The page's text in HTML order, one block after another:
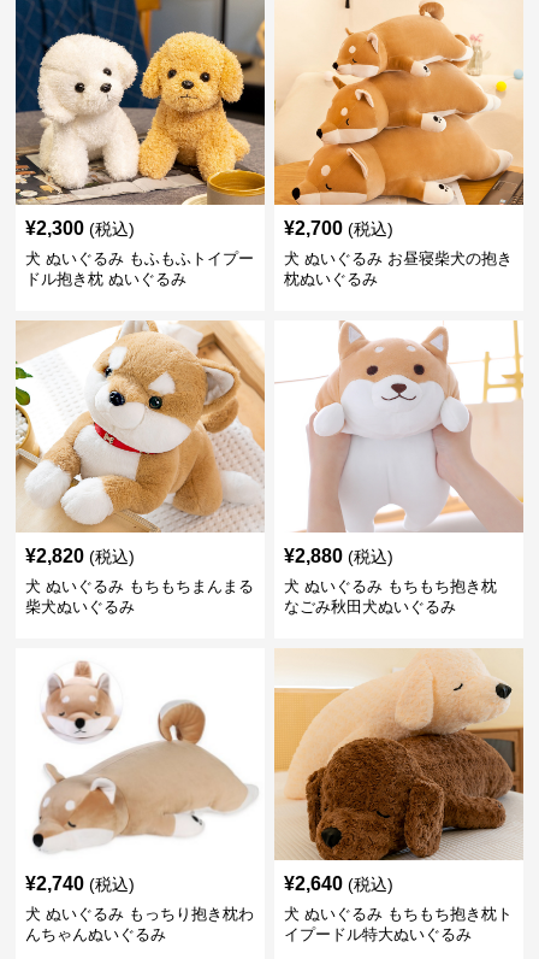
¥2,300 (税込)
犬 ぬいぐるみ もふもふトイプー
ドル抱き枕 ぬいぐるみ
¥2,700 (税込)
犬 ぬいぐるみ お昼寝柴犬の抱き
枕ぬいぐるみ
¥2,820 (税込)
犬 ぬいぐるみ もちもちまんまる
柴犬ぬいぐるみ
¥2,880 (税込)
犬 ぬいぐるみ もちもち抱き枕
なごみ秋田犬ぬいぐるみ
¥2,740 (税込)
犬 ぬいぐるみ もっちり抱き枕わ
んちゃんぬいぐるみ
¥2,640 (税込)
犬 ぬいぐるみ もちもち抱き枕ト
イプードル特大ぬいぐるみ